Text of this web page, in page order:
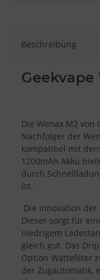
Beschreibung
Geekvape
Die Wenax M2 von
Nachfolger der
kompatibel mit
1200mAh Akku
durch
ist.
Die Innovation der
Dieser sorgt für
niedrigem
gleich gut. Das
Option Wattefilter
der Zugautomatik,